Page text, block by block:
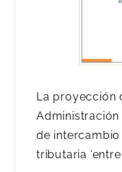
La proyección
de
tributaria